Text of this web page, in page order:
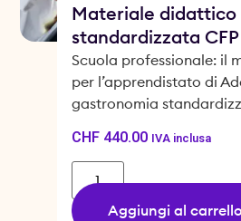
Materiale didattico
standardizzata CFP
Scuola professionale: il
per l’apprendistato di
gastronomia
CHF440.00 IVA inclusa
Aggiungi al carrello